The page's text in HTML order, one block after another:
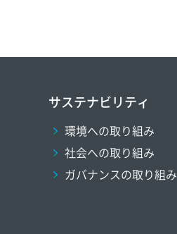
サステナビリティ
環境への取り組み
社会への取り組み
ガバナンスの取り組み